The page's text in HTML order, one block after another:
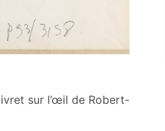
sur l’œil de Robert-